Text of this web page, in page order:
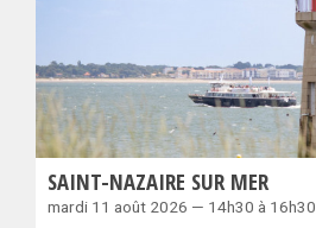
SAINT-NAZAIRE SUR MER
mardi 11 août 2026 — 14h30 à 16h30